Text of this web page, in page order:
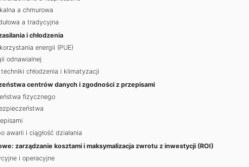
a chmurowa
a tradycyjna
i chłodzenia
energii (PUE)
odnawialnej
chłodzenia i klimatyzacji
centrów danych i zgodności z przepisami
fizycznego
awarii i ciągłość działania
zarządzanie kosztami i maksymalizacja zwrotu z inwestycji (ROI)
i operacyjne